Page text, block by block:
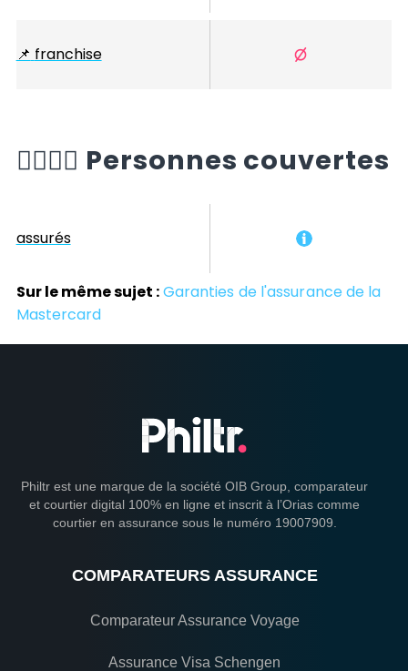
📌 franchise
🙆‍♂️🙆‍♀️ Personnes couvertes
assurés
Sur le même sujet :Garanties de l'assurance de la
Mastercard
Philtr est une marque de la société OIB Group, comparateur
et courtier digital 100% en ligne et inscrit à l’Orias comme
courtier en assurance sous le numéro 19007909.
COMPARATEURS ASSURANCE
Comparateur Assurance Voyage
Assurance Visa Schengen